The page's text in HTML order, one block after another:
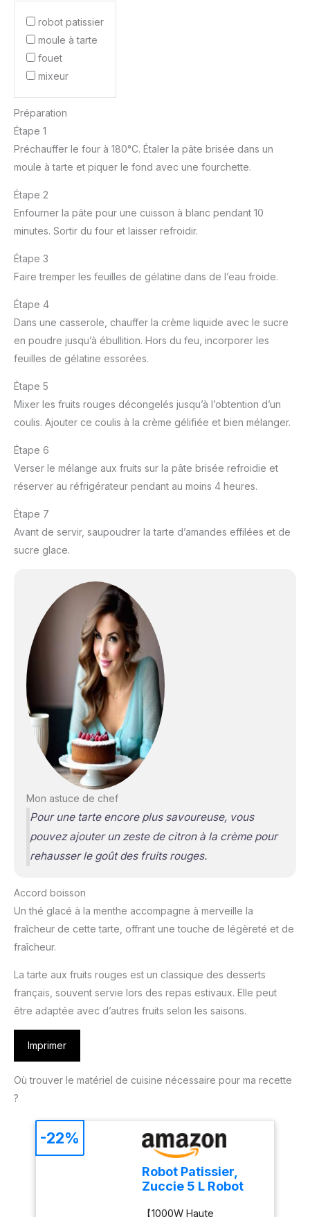
robot patissier
moule à tarte
fouet
mixeur
Préparation
Étape 1
Préchauffer le four à 180°C. Étaler la pâte brisée dans un
moule à tarte et piquer le fond avec une fourchette.
Étape 2
Enfourner la pâte pour une cuisson à blanc pendant 10
minutes. Sortir du four et laisser refroidir.
Étape 3
Faire tremper les feuilles de gélatine dans de l’eau froide.
Étape 4
Dans une casserole, chauffer la crème liquide avec le sucre
en poudre jusqu’à ébullition. Hors du feu, incorporer les
feuilles de gélatine essorées.
Étape 5
Mixer les fruits rouges décongelés jusqu’à l’obtention d’un
coulis. Ajouter ce coulis à la crème gélifiée et bien mélanger.
Étape 6
Verser le mélange aux fruits sur la pâte brisée refroidie et
réserver au réfrigérateur pendant au moins 4 heures.
Étape 7
Avant de servir, saupoudrer la tarte d’amandes effilées et de
sucre glace.
Mon astuce de chef
Pour une tarte encore plus savoureuse, vous
pouvez ajouter un zeste de citron à la crème pour
rehausser le goût des fruits rouges.
Accord boisson
Un thé glacé à la menthe accompagne à merveille la
fraîcheur de cette tarte, offrant une touche de légèreté et de
fraîcheur.
La tarte aux fruits rouges est un classique des desserts
français, souvent servie lors des repas estivaux. Elle peut
être adaptée avec d’autres fruits selon les saisons.
Imprimer
Où trouver le matériel de cuisine nécessaire pour ma recette
?
Robot Patissier,
Zuccie 5 L Robot
【1000W Haute
-22%